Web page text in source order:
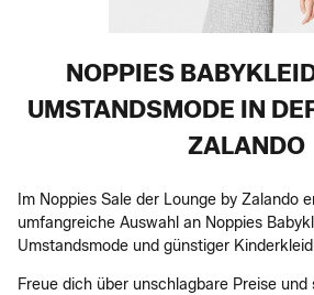
NOPPIES
UMSTANDSMODE IN
ZALANDO
Im Noppies Sale der Lounge by Zalando
umfangreiche Auswahl an Noppies
Umstandsmode und günstiger
Freue dich über unschlagbare Preise